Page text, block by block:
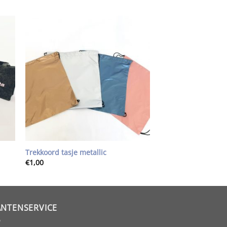
wenslijst
Trekkoord tasje metallic
€1,00